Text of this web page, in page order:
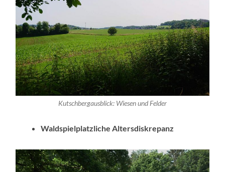
Kutschbergausblick: Wiesen und Felder
Waldspielplatzliche Altersdiskrepanz